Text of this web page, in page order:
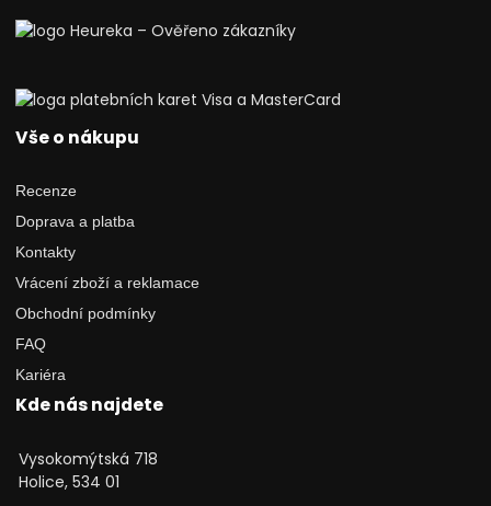
Vše o nákupu
Recenze
Doprava a platba
Kontakty
Vrácení zboží a reklamace
Obchodní podmínky
FAQ
Kariéra
Kde nás najdete
Vysokomýtská 718
Holice, 534 01